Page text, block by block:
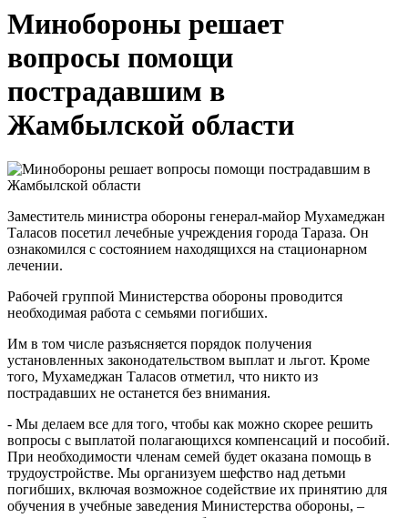
Минобороны решает
вопросы помощи
пострадавшим в
Жамбылской области
Заместитель министра обороны генерал-майор Мухамеджан
Таласов посетил лечебные учреждения города Тараза. Он
ознакомился с состоянием находящихся на стационарном
лечении.
Рабочей группой Министерства обороны проводится
необходимая работа с семьями погибших.
Им в том числе разъясняется порядок получения
установленных законодательством выплат и льгот. Кроме
того, Мухамеджан Таласов отметил, что никто из
пострадавших не останется без внимания.
- Мы делаем все для того, чтобы как можно скорее решить
вопросы с выплатой полагающихся компенсаций и пособий.
При необходимости членам семей будет оказана помощь в
трудоустройстве. Мы организуем шефство над детьми
погибших, включая возможное содействие их принятию для
обучения в учебные заведения Министерства обороны, –